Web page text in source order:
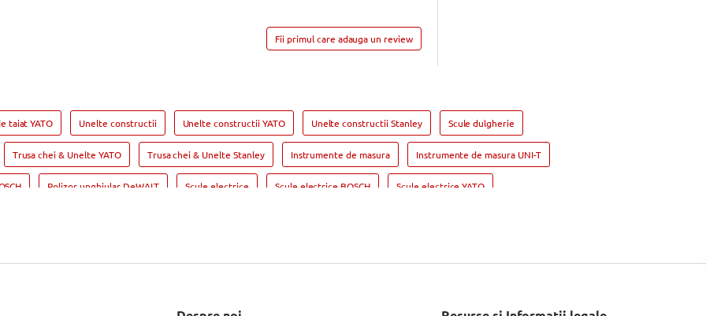
Fii primul care adauga un review
taiat YATO Unelte constructii Unelte constructii YATO Unelte constructii Stanley Scule dulgherie
Trusa chei & Unelte YATO Trusa chei & Unelte Stanley Instrumente de masura Instrumente de masura UNI-T
Polizor unghiular DeWALT Scule electrice Scule electrice BOSCH Scule electrice YATO
Rindea electrica Makita Suflanta aer cald YATO Suflanta aer cald BOSCH